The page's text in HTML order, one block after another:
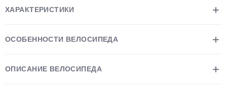
ХАРАКТЕРИСТИКИ
ОСОБЕННОСТИ ВЕЛОСИПЕДА
ОПИСАНИЕ ВЕЛОСИПЕДА